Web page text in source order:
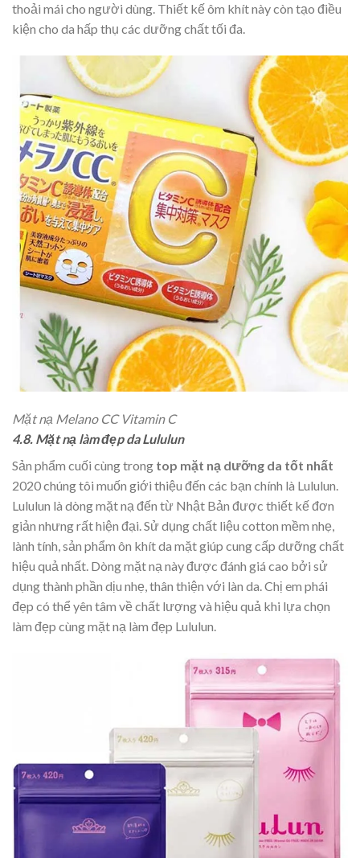
thoải mái cho người dùng. Thiết kế ôm khít này còn tạo điều
kiện cho da hấp thụ các dưỡng chất tối đa.
Mặt nạ Melano CC Vitamin C
4.8. Mặt nạ làm đẹp da Lululun
Sản phẩm cuối cùng trong top mặt nạ dưỡng da tốt nhất
2020 chúng tôi muốn giới thiệu đến các bạn chính là Lululun.
Lululun là dòng mặt nạ đến từ Nhật Bản được thiết kế đơn
giản nhưng rất hiện đại. Sử dụng chất liệu cotton mềm nhẹ,
lành tính, sản phẩm ôn khít da mặt giúp cung cấp dưỡng chất
hiệu quả nhất. Dòng mặt nạ này được đánh giá cao bởi sử
dụng thành phần dịu nhẹ, thân thiện với làn da. Chị em phái
đẹp có thể yên tâm về chất lượng và hiệu quả khi lựa chọn
làm đẹp cùng mặt nạ làm đẹp Lululun.